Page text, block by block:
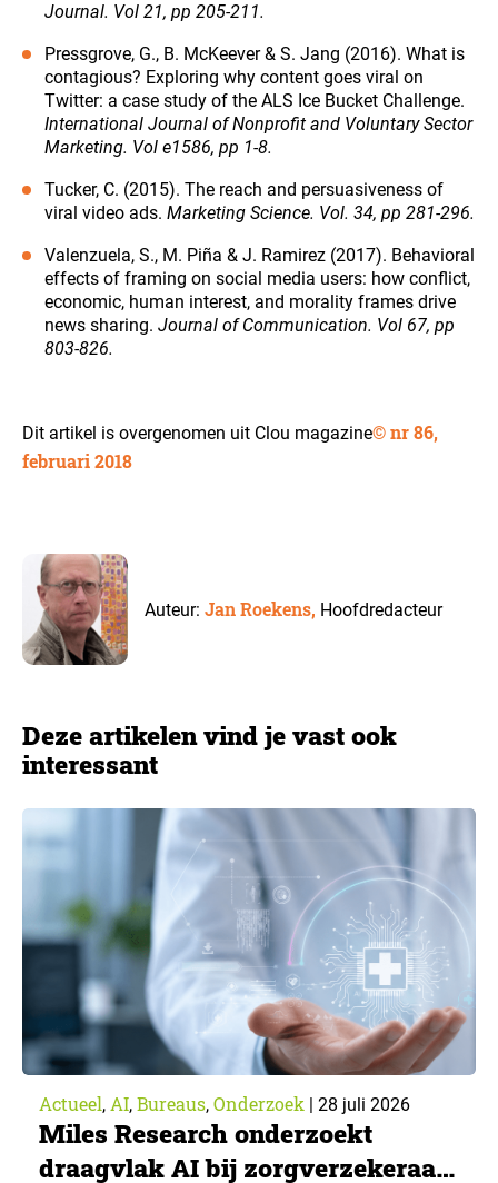
Journal. Vol 21, pp 205-211.
Pressgrove, G., B. McKeever & S. Jang (2016). What is
contagious? Exploring why content goes viral on
Twitter: a case study of the ALS Ice Bucket Challenge.
International Journal of Nonprofit and Voluntary Sector
Marketing. Vol e1586, pp 1-8.
Tucker, C. (2015). The reach and persuasiveness of
viral video ads. Marketing Science. Vol. 34, pp 281-296.
Valenzuela, S., M. Piña & J. Ramirez (2017). Behavioral
effects of framing on social media users: how conflict,
economic, human interest, and morality frames drive
news sharing. Journal of Communication. Vol 67, pp
803-826.
Dit artikel is overgenomen uit Clou magazine©nr 86,
februari 2018
Auteur:Jan Roekens, Hoofdredacteur
Deze artikelen vind je vast ook
interessant
Actueel, AI, Bureaus, Onderzoek | 28 juli 2026
Miles Research onderzoekt
draagvlak AI bij zorgverzekeraar